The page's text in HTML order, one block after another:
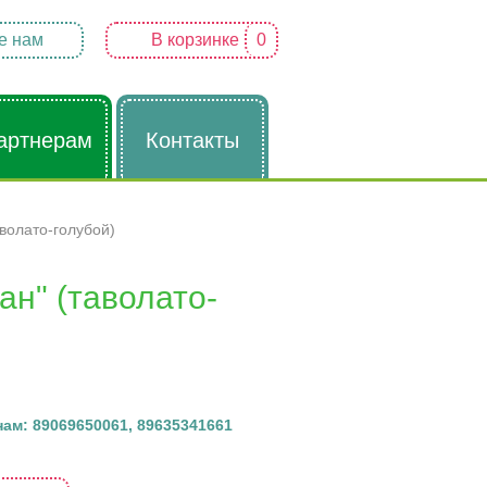
В корзинке 0
нам
Контакты
голубой)
(таволато-
89069650061, 89635341661